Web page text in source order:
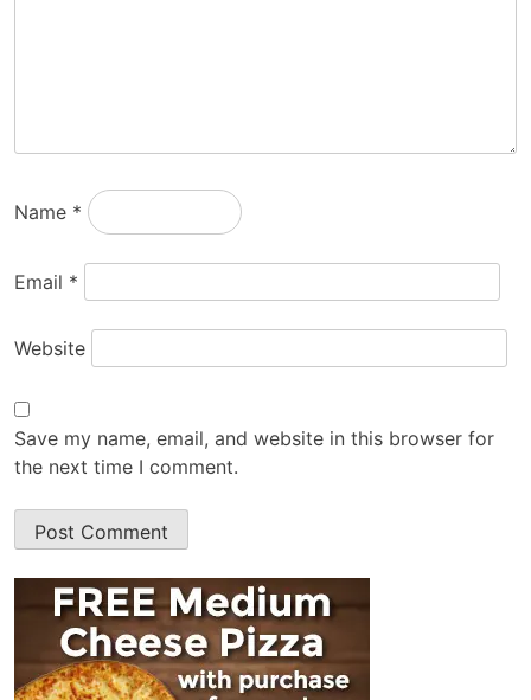
Name *
Email *
Website
Save my name, email, and website in this browser for
the next time I comment.